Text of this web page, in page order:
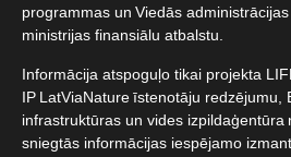
programmas un Viedās
ministrijas finansiālu atbalstu.​
Informācija atspoguļo tikai projekta
IP LatViaNature īstenotāju redzējumu,
infrastruktūras un vides izpildaģentūra
sniegtās informācijas iespējamo